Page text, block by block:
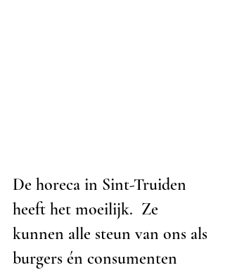
De horeca in Sint-Truiden
heeft het moeilijk.  Ze
kunnen alle steun van ons als
burgers én consumenten